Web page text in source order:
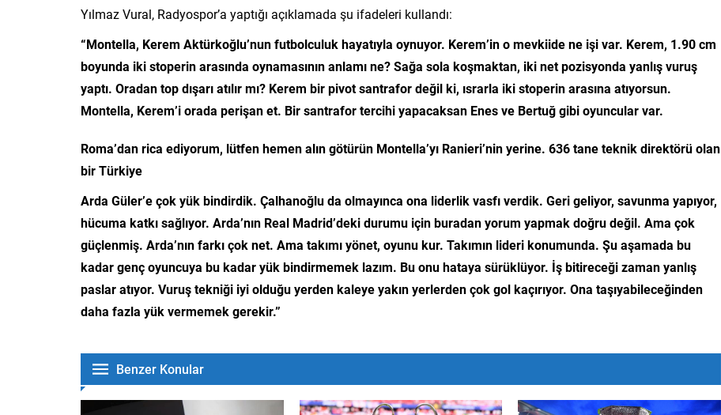
Yılmaz Vural, Radyospor’a yaptığı açıklamada şu ifadeleri kullandı:
“Montella, Kerem Aktürkoğlu’nun futbolculuk hayatıyla oynuyor. Kerem’in o mevkiide ne işi var. Kerem, 1.90 cm
boyunda iki stoperin arasında oynamasının anlamı ne? Sağa sola koşmaktan, iki net pozisyonda yanlış vuruş
yaptı. Oradan top dışarı atılır mı? Kerem bir pivot santrafor değil ki, ısrarla iki stoperin arasına atıyorsun.
Montella, Kerem’i orada perişan et. Bir santrafor tercihi yapacaksan Enes ve Bertuğ gibi oyuncular var.
Roma’dan rica ediyorum, lütfen hemen alın götürün Montella’yı Ranieri’nin yerine. 636 tane teknik direktörü olan
bir Türkiye
Arda Güler’e çok yük bindirdik. Çalhanoğlu da olmayınca ona liderlik vasfı verdik. Geri geliyor, savunma yapıyor,
hücuma katkı sağlıyor. Arda’nın Real Madrid’deki durumu için buradan yorum yapmak doğru değil. Ama çok
güçlenmiş. Arda’nın farkı çok net. Ama takımı yönet, oyunu kur. Takımın lideri konumunda. Şu aşamada bu
kadar genç oyuncuya bu kadar yük bindirmemek lazım. Bu onu hataya sürüklüyor. İş bitireceği zaman yanlış
paslar atıyor. Vuruş tekniği iyi olduğu yerden kaleye yakın yerlerden çok gol kaçırıyor. Ona taşıyabileceğinden
daha fazla yük vermemek gerekir.”
Benzer Konular